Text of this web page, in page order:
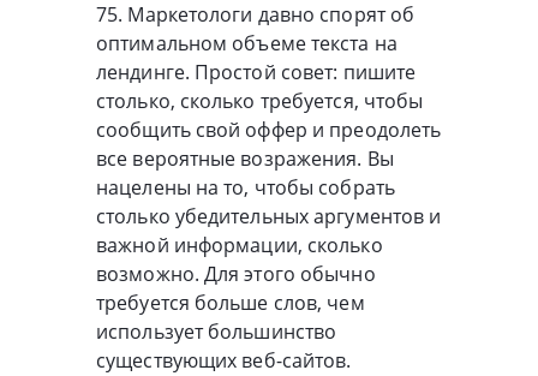
75. Маркетологи давно спорят об
оптимальном объеме текста на
лендинге. Простой совет: пишите
столько, сколько требуется, чтобы
сообщить свой оффер и преодолеть
все вероятные возражения. Вы
нацелены на то, чтобы собрать
столько убедительных аргументов и
важной информации, сколько
возможно. Для этого обычно
требуется больше слов, чем
использует большинство
существующих веб-сайтов.